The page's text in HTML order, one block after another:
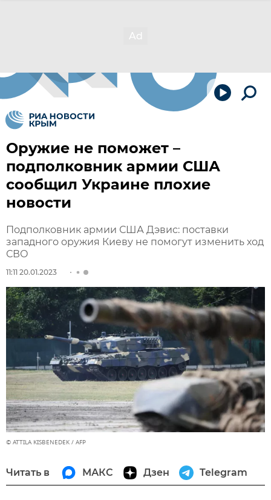
Оружие не поможет –
подполковник армии США
сообщил Украине плохие
новости
Подполковник армии США Дэвис: поставки
западного оружия Киеву не помогут изменить ход
СВО
11:11 20.01.2023
© ATTILA KISBENEDEK / AFP
Читать в МАКС Дзен Telegram